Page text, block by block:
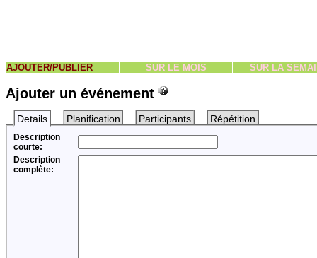
AJOUTER/PUBLIER SUR LE MOIS SUR LA
Ajouter un événement
Details Planification Participants Répétition
Description
courte:
Description
complète: